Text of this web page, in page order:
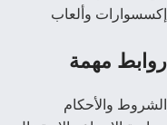
إكسسوارات وألعاب
روابط مهمة
الشروط والأحكام